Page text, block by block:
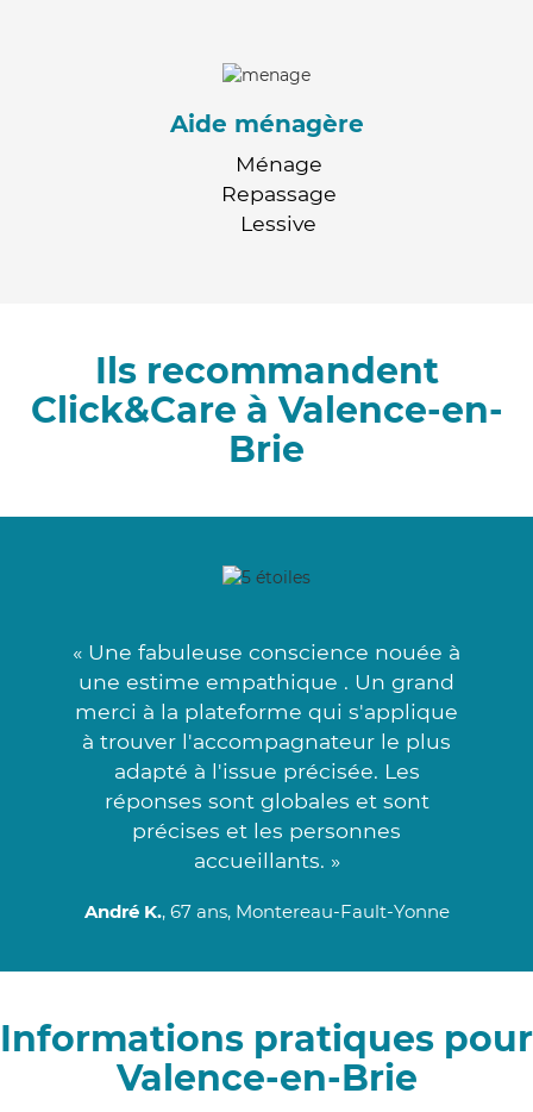
Aide ménagère
Ménage
Repassage
Lessive
Ils recommandent
Click&Care à Valence-en-
Brie
« Une fabuleuse conscience nouée à
une estime empathique . Un grand
merci à la plateforme qui s'applique
à trouver l'accompagnateur le plus
adapté à l'issue précisée. Les
réponses sont globales et sont
précises et les personnes
accueillants. »
André K., 67 ans, Montereau-Fault-Yonne
Informations pratiques pour
Valence-en-Brie